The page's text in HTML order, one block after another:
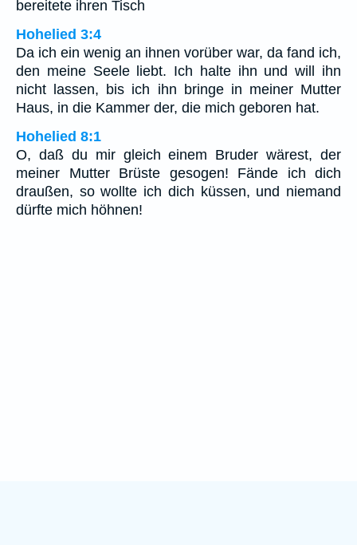
bereitete ihren Tisch
Hohelied 3:4
Da ich ein wenig an ihnen vorüber war, da fand ich,
den meine Seele liebt. Ich halte ihn und will ihn
nicht lassen, bis ich ihn bringe in meiner Mutter
Haus, in die Kammer der, die mich geboren hat.
Hohelied 8:1
O, daß du mir gleich einem Bruder wärest, der
meiner Mutter Brüste gesogen! Fände ich dich
draußen, so wollte ich dich küssen, und niemand
dürfte mich höhnen!